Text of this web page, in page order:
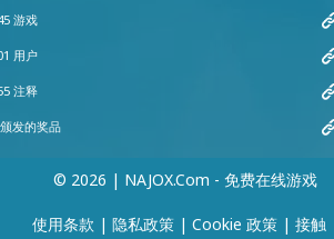
© 2026 | NAJOX.com - 免费在线游戏
使用条款 | 隐私政策 | Cookie 政策 | 接触